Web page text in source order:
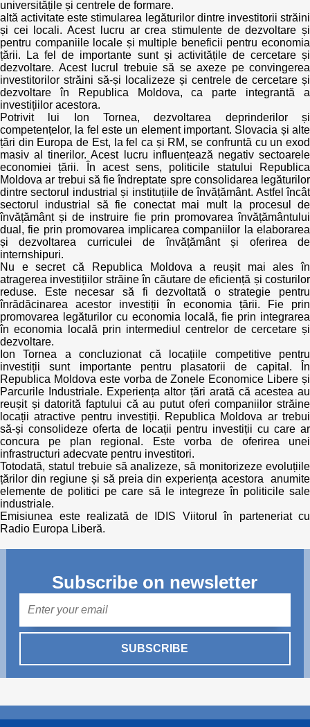
universitățile și centrele de formare.
altă activitate este stimularea legăturilor dintre investitorii străini
și cei locali. Acest lucru ar crea stimulente de dezvoltare și
pentru companiile locale și multiple beneficii pentru economia
țării. La fel de importante sunt și activitățile de cercetare și
dezvoltare. Acest lucrul trebuie să se axeze pe convingerea
investitorilor străini să-și localizeze și centrele de cercetare și
dezvoltare în Republica Moldova, ca parte integrantă a
investițiilor acestora.
Potrivit lui Ion Tornea, dezvoltarea deprinderilor și
competențelor, la fel este un element important. Slovacia și alte
țări din Europa de Est, la fel ca și RM, se confruntă cu un exod
masiv al tinerilor. Acest lucru influențează negativ sectoarele
economiei țării. În acest sens, politicile statului Republica
Moldova ar trebui să fie îndreptate spre consolidarea legăturilor
dintre sectorul industrial și instituțiile de învățământ. Astfel încât
sectorul industrial să fie conectat mai mult la procesul de
învățământ și de instruire fie prin promovarea învățământului
dual, fie prin promovarea implicarea companiilor la elaborarea
și dezvoltarea curriculei de învățământ și oferirea de
internshipuri.
Nu e secret că Republica Moldova a reușit mai ales în
atragerea investițiilor străine în căutare de eficiență și costurilor
reduse. Este necesar să fi dezvoltată o strategie pentru
înrădăcinarea acestor investiții în economia țării. Fie prin
promovarea legăturilor cu economia locală, fie prin integrarea
în economia locală prin intermediul centrelor de cercetare și
dezvoltare.
Ion Tornea a concluzionat că locațiile competitive pentru
investiții sunt importante pentru plasatorii de capital. În
Republica Moldova este vorba de Zonele Economice Libere și
Parcurile Industriale. Experiența altor țări arată că acestea au
reușit și datorită faptului că au putut oferi companiilor străine
locații atractive pentru investiții. Republica Moldova ar trebui
să-și consolideze oferta de locații pentru investiții cu care ar
concura pe plan regional. Este vorba de oferirea unei
infrastructuri adecvate pentru investitori.
Totodată, statul trebuie să analizeze, să monitorizeze evoluțiile
țărilor din regiune și să preia din experiența acestora anumite
elemente de politici pe care să le integreze în politicile sale
industriale.
Emisiunea este realizată de IDIS Viitorul în parteneriat cu
Radio Europa Liberă.
Subscribe on newsletter
SUBSCRIBE